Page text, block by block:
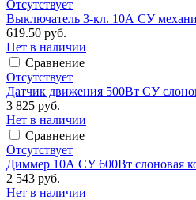
Отсутствует
Выключатель 3-кл. 10А СУ
619.50 руб.
Нет в наличии
Сравнение
Отсутствует
Датчик движения 500Вт СУ
3 825 руб.
Нет в наличии
Сравнение
Отсутствует
Диммер 10А СУ 600Вт слоновая
2 543 руб.
Нет в наличии